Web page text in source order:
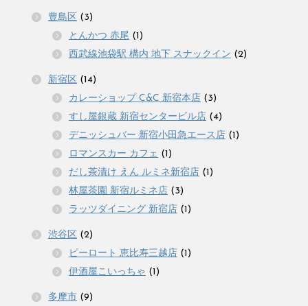
豊島区 (3)
とんかつ 赤尾 (1)
西武線池袋駅 構内 地下 スナックイン (2)
新宿区 (14)
カレーショップ C&C 新宿本店 (3)
すし屋銀蔵 新宿センタービル店 (4)
デニッシュバー 新宿小田急エース店 (1)
ロマンスカー カフェ (1)
だし茶漬け えん ルミネ新宿店 (1)
林屋茶園 新宿ルミネ店 (3)
ラッツダイニング 新宿店 (1)
渋谷区 (2)
ピーロート 恵比寿三越店 (1)
伊酒屋こいっちゃ (1)
多摩市 (9)